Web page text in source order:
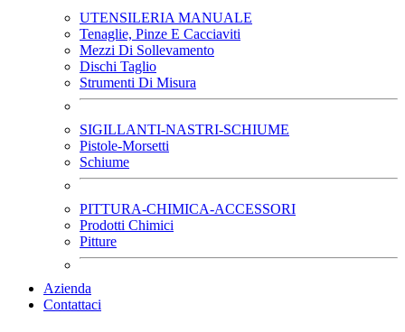
UTENSILERIA MANUALE
Tenaglie, Pinze E Cacciaviti
Mezzi Di Sollevamento
Dischi Taglio
Strumenti Di Misura
SIGILLANTI-NASTRI-SCHIUME
Pistole-Morsetti
Schiume
PITTURA-CHIMICA-ACCESSORI
Prodotti Chimici
Pitture
Azienda
Contattaci